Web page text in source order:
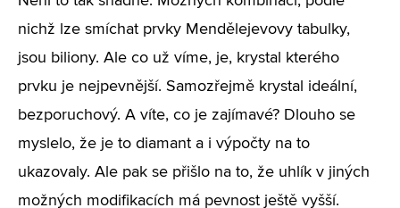
nichž lze smíchat prvky Mendělejevovy tabulky,
jsou biliony. Ale co už víme, je, krystal kterého
prvku je nejpevnější. Samozřejmě krystal ideální,
bezporuchový. A víte, co je zajímavé? Dlouho se
myslelo, že je to diamant a i výpočty na to
ukazovaly. Ale pak se přišlo na to, že uhlík v jiných
možných modifikacích má pevnost ještě vyšší.